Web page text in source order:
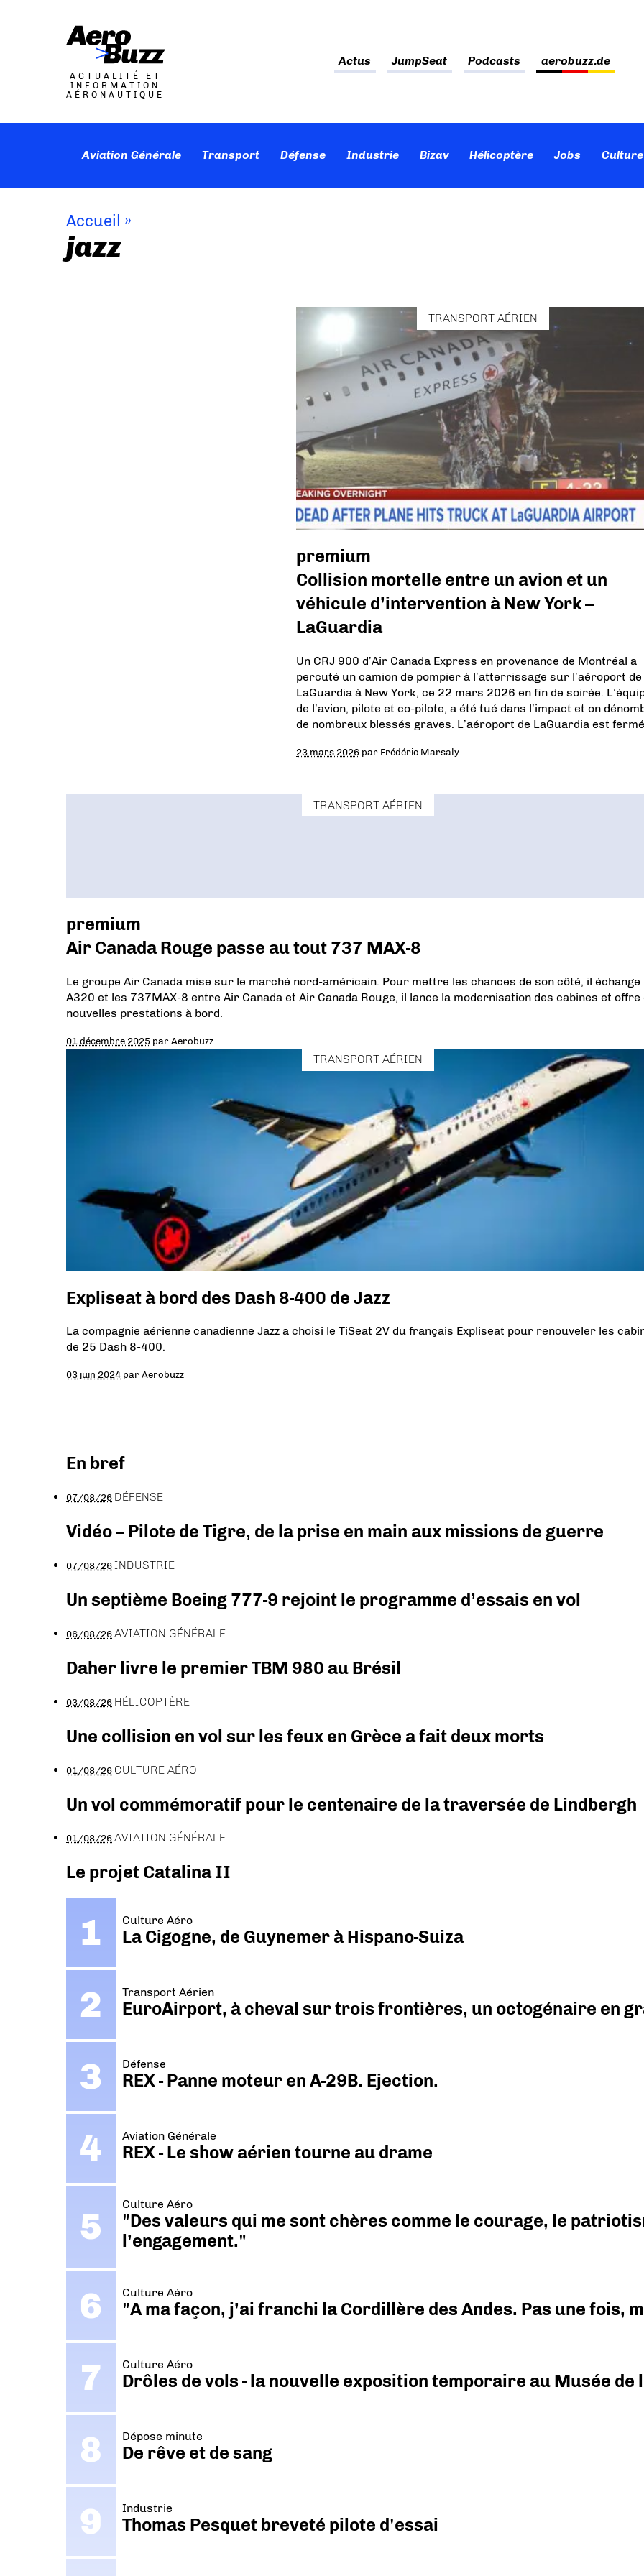
ACTUALITÉ ET
INFORMATION
AÉRONAUTIQUE
Actus JumpSeat Podcasts aerobuzz.de
Aviation Générale Transport Défense Industrie Bizav Hélicoptère Jobs
Accueil »
jazz
TRANSPORT AÉRIEN
premium
Collision mortelle entre un avion et un
véhicule d’intervention à New York –
LaGuardia
Un CRJ 900 d’Air Canada Express en provenance de Montréal a
percuté un camion de pompier à l’atterrissage sur l’aéroport de
LaGuardia à New York, ce 22 mars 2026 en fin de soirée.
de l’avion, pilote et co-pilote, a été tué dans l’impact et on
de nombreux blessés graves. L’aéroport de LaGuardia est
23 mars 2026 par Frédéric Marsaly
TRANSPORT AÉRIEN
premium
Air Canada Rouge passe au tout 737 MAX-8
Le groupe Air Canada mise sur le marché nord-américain. Pour mettre les chances de son côté, il échange
A320 et les 737MAX-8 entre Air Canada et Air Canada Rouge, il lance la modernisation des cabines et offre
nouvelles prestations à bord.
01 décembre 2025 parAerobuzz
TRANSPORT AÉRIEN
Expliseat à bord des Dash 8-400 de Jazz
La compagnie aérienne canadienne Jazz a choisi le TiSeat 2V du français Expliseat pour renouveler les
de 25 Dash 8-400.
03 juin 2024 parAerobuzz
En bref
07/08/26 DÉFENSE
Vidéo – Pilote de Tigre, de la prise en main aux missions de guerre
07/08/26INDUSTRIE
Un septième Boeing 777-9 rejoint le programme d’essais en vol
06/08/26AVIATION GÉNÉRALE
Daher livre le premier TBM 980 au Brésil
03/08/26 HÉLICOPTÈRE
Une collision en vol sur les feux en Grèce a fait deux morts
01/08/26 CULTURE AÉRO
Un vol commémoratif pour le centenaire de la traversée de Lindbergh
01/08/26AVIATION GÉNÉRALE
Le projet Catalina II
Culture Aéro
La Cigogne, de Guynemer à Hispano-Suiza
Transport Aérien
EuroAirport, à cheval sur trois frontières, un octogénaire en
Défense
REX - Panne moteur en A-29B. Ejection.
Aviation Générale
REX - Le show aérien tourne au drame
Culture Aéro
"Des valeurs qui me sont chères comme le courage, le
l’engagement."
Culture Aéro
"A ma façon, j’ai franchi la Cordillère des Andes. Pas une fois,
Culture Aéro
Drôles de vols - la nouvelle exposition temporaire au Musée de
Dépose minute
De rêve et de sang
Industrie
Thomas Pesquet breveté pilote d'essai